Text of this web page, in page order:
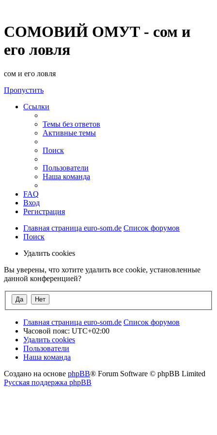
СОМОВИЙ ОМУТ - сом и
его ловля
сом и его ловля
Пропустить
Ссылки
Темы без ответов
Активные темы
Поиск
Пользователи
Наша команда
FAQ
Вход
Регистрация
Главная страница euro-som.de Список форумов
Поиск
Удалить cookies
Вы уверены, что хотите удалить все cookie, установленные
данной конференцией?
Главная страница euro-som.de Список форумов
Часовой пояс: UTC+02:00
Удалить cookies
Пользователи
Наша команда
Создано на основе phpBB® Forum Software © phpBB Limited
Русская поддержка phpBB